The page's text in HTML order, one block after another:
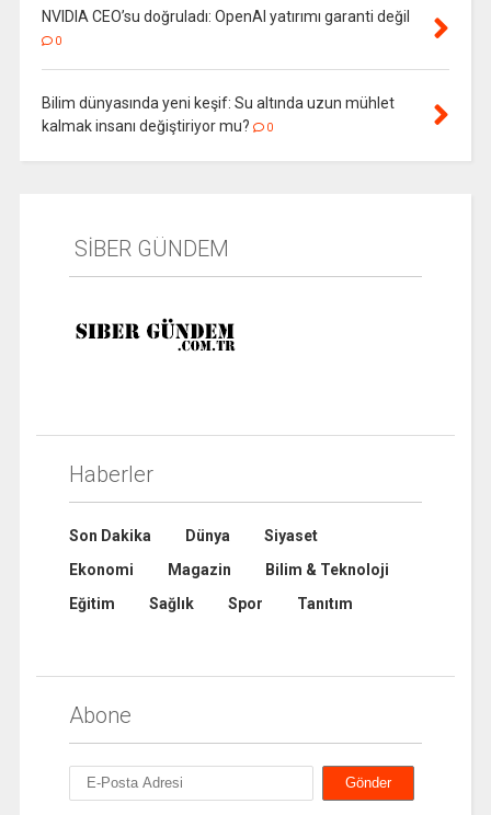
NVIDIA CEO’su doğruladı: OpenAI yatırımı garanti değil
0
Bilim dünyasında yeni keşif: Su altında uzun mühlet
kalmak insanı değiştiriyor mu?
0
SİBER GÜNDEM
Haberler
Son Dakika Dünya
Siyaset
Ekonomi
Magazin
Bilim & Teknoloji
Eğitim
Sağlık Spor Tanıtım
Abone